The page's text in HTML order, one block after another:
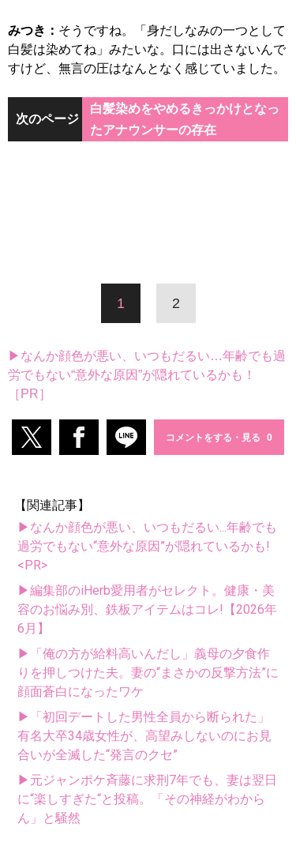
みつき： そうですね。「身だしなみの一つとして
白髪は染めてね」みたいな。口には出さないんで
すけど、無言の圧はなんとなく感じていました。
次のページ
白髪染めをやめるきっかけとなっ
たアナウンサーの存在
1 2
▶なんか顔色が悪い、いつもだるい…年齢でも過
労でもない“意外な原因”が隠れているかも！
［PR］
コメントをする・見る
【関連記事】
▶なんか顔色が悪い、いつもだるい...年齢でも
過労でもない“意外な原因”が隠れているかも!
<PR>
▶編集部のiHerb愛用者がセレクト。健康・美
容のお悩み別、鉄板アイテムはコレ!【2026年
6月】
▶「俺の方が給料高いんだし」義母の夕食作
りを押しつけた夫。妻の“まさかの反撃方法”に
顔面蒼白になったワケ
▶「初回デートした男性全員から断られた」
有名大卒34歳女性が、高望みしないのにお見
合いが全滅した“発言のクセ”
▶元ジャンポケ斉藤に求刑7年でも、妻は翌日
に“楽しすぎた“と投稿。「その神経がわから
ん」と騒然